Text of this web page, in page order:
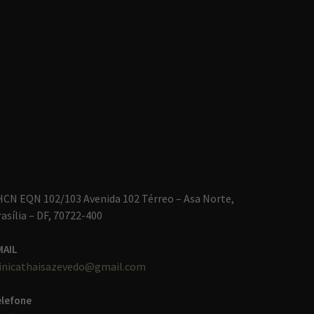
EQN 102/103 Avenida 102 Térreo – Asa Norte,
– DF, 70722-400